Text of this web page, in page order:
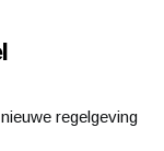
regelgeving